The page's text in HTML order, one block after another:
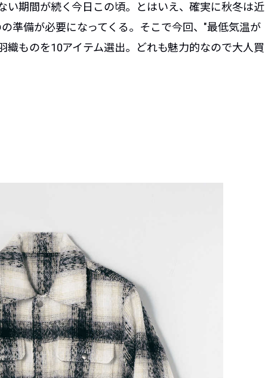
い期間が続く今日この頃。とはいえ、確実に秋冬は近
準備が必要になってくる。そこで今回、"最低気温が
ものを10アイテム選出。どれも魅力的なので大人買